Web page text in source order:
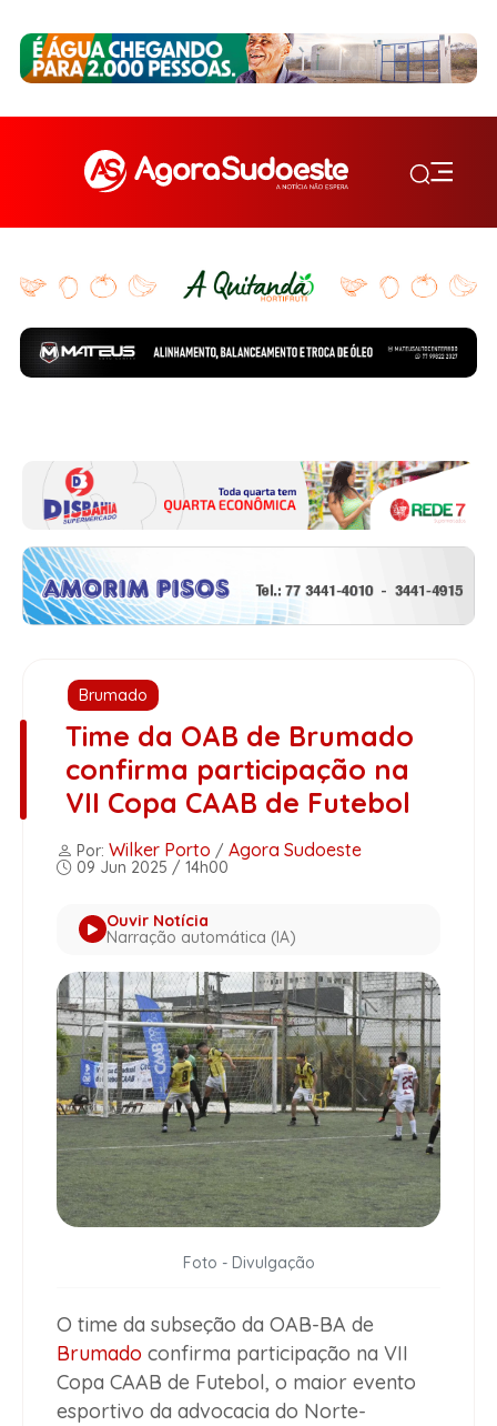
Brumado
Time da OAB de Brumado
confirma participação na
VII Copa CAAB de Futebol
Por: Wilker Porto / Agora Sudoeste
09 Jun 2025 / 14h00
Ouvir Notícia
Narração automática (IA)
Foto - Divulgação
O time da subseção da OAB-BA de
Brumado confirma participação na VII
Copa CAAB de Futebol, o maior evento
esportivo da advocacia do Norte-